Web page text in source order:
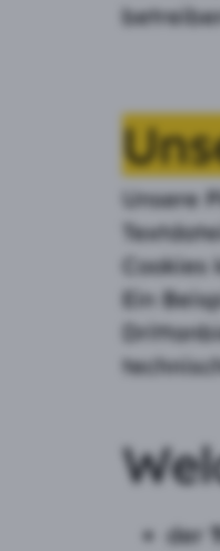
Unsere
Ein
der